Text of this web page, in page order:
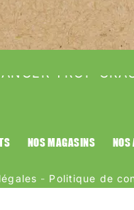
TROP
NOS MAGASINS
- Politique de